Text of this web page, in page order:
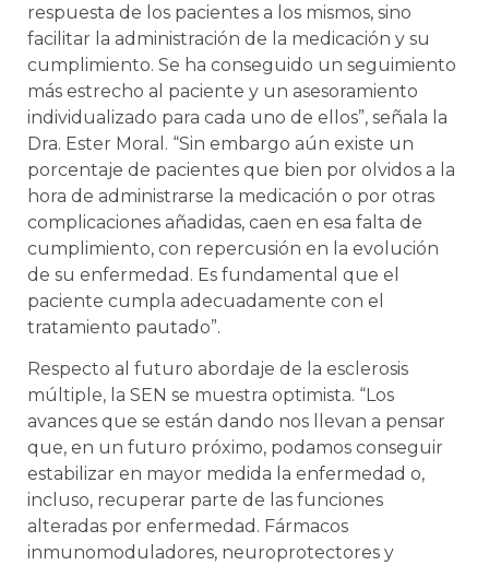
respuesta de los pacientes a los mismos, sino
facilitar la administración de la medicación y su
cumplimiento. Se ha conseguido un seguimiento
más estrecho al paciente y un asesoramiento
individualizado para cada uno de ellos”, señala la
Dra. Ester Moral. “Sin embargo aún existe un
porcentaje de pacientes que bien por olvidos a la
hora de administrarse la medicación o por otras
complicaciones añadidas, caen en esa falta de
cumplimiento, con repercusión en la evolución
de su enfermedad. Es fundamental que el
paciente cumpla adecuadamente con el
tratamiento pautado”.
Respecto al futuro abordaje de la esclerosis
múltiple, la SEN se muestra optimista. “Los
avances que se están dando nos llevan a pensar
que, en un futuro próximo, podamos conseguir
estabilizar en mayor medida la enfermedad o,
incluso, recuperar parte de las funciones
alteradas por enfermedad. Fármacos
inmunomoduladores, neuroprotectores y